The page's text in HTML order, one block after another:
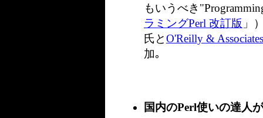
もいうべき
ラミングPerl 改訂版 」
氏とO'Reilly &
加｡
国内のPerl使いの達人